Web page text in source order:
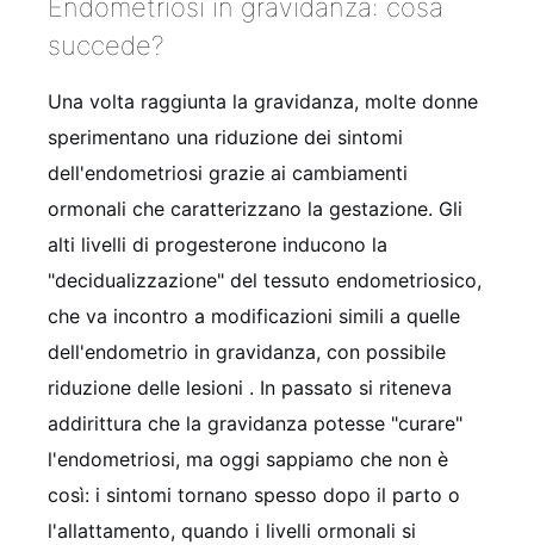
Endometriosi in gravidanza: cosa
succede?
Una volta raggiunta la gravidanza, molte donne
sperimentano una riduzione dei sintomi
dell'endometriosi grazie ai cambiamenti
ormonali che caratterizzano la gestazione. Gli
alti livelli di progesterone inducono la
"decidualizzazione" del tessuto endometriosico,
che va incontro a modificazioni simili a quelle
dell'endometrio in gravidanza, con possibile
riduzione delle lesioni . In passato si riteneva
addirittura che la gravidanza potesse "curare"
l'endometriosi, ma oggi sappiamo che non è
così: i sintomi tornano spesso dopo il parto o
l'allattamento, quando i livelli ormonali si